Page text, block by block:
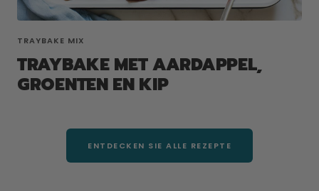
TRAYBAKE MIX
TRAYBAKE MET AARDAPPEL,
GROENTEN EN KIP
ENTDECKEN SIE ALLE REZEPTE